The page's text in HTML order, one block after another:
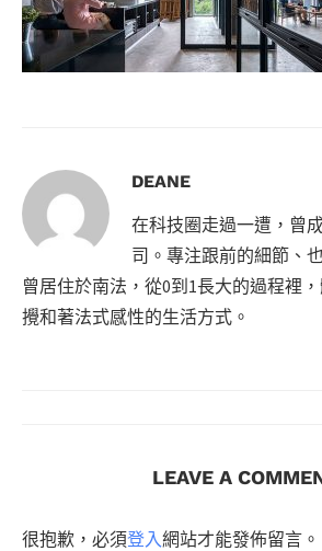
DEANE
在科技圈走過一遭，曾
司。專注跟前的細節、
曾居住於南法，從0到1長大的過程裡
攪和著法式感性的生活方式。
LEAVE A
很抱歉，必須登入網站才能發佈留言。